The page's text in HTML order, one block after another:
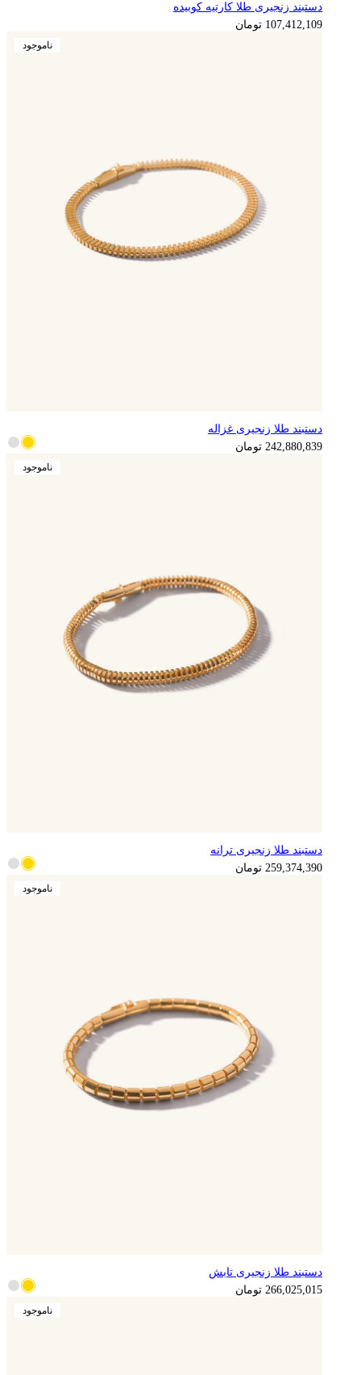
دستبند زنجیری طلا کارتیه کوبیده
107,412,109 تومان
ناموجود
دستبند طلا زنجیری غزاله
242,880,839 تومان
ناموجود
دستبند طلا زنجیری ترانه
259,374,390 تومان
ناموجود
دستبند طلا زنجیری تابش
266,025,015 تومان
ناموجود